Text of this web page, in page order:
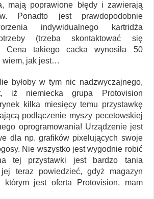
mają poprawione błędy i zawierają
Ponadto jest prawdopodobnie
indywidualnego kartridża
(trzeba skontaktować się
Cena takiego cacka wynosiła 50
wiem, jak jest…
byłoby w tym nic nadzwyczajnego,
iż niemiecka grupa Protovision
kilka miesięcy temu przystawkę
podłączenie myszy pecetowskiej
oprogramowania! Urządzenie jest
dla np. grafików pixelujących swoje
Nie wszystko jest wygodnie robić
tej przystawki jest bardzo tania
teraz powiedzieć, gdyż magazyn
jest oferta Protovision, mam